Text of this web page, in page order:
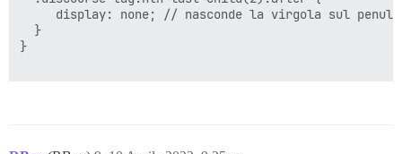
display: none; // nasconde la virgola sul
  }
}